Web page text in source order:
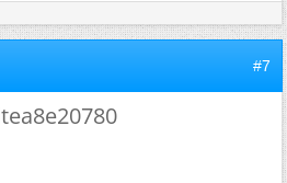
#7